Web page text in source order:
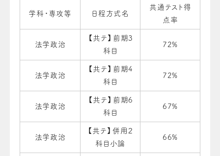
学科・専攻等 日程方式名
共通テスト得
点率
法学政治
【共テ】前期3
科目
72%
法学政治
【共テ】前期4
科目
72%
法学政治
【共テ】前期6
科目
67%
法学政治
【共テ】併用２
科目小論
66%